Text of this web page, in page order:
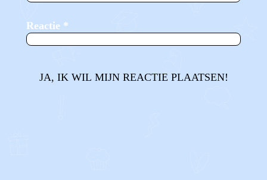
Reactie *
JA, IK WIL MIJN REACTIE PLAATSEN!